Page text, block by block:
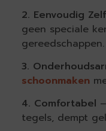
2. Eenvoudig
geen speciale
gereedschappen.
3.
schoonmaken
4. Comfortabel
tegels, dempt